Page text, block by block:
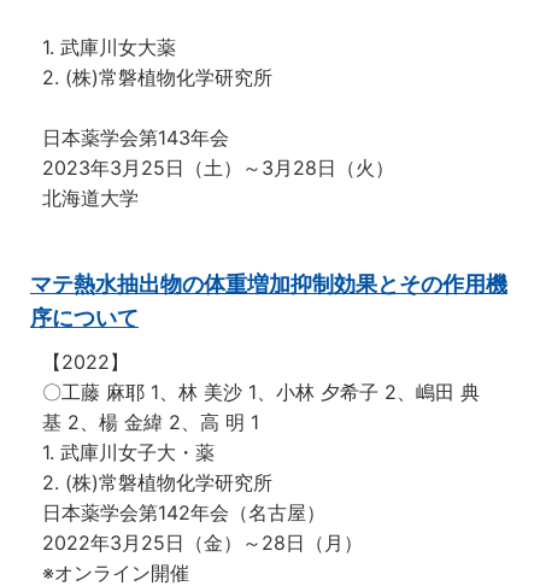
1. 武庫川女大薬
2. (株)常磐植物化学研究所
日本薬学会第143年会
2023年3月25日（土）～3月28日（火）
北海道大学
マテ熱水抽出物の体重増加抑制効果とその作用機
序について
【2022】
〇工藤 麻耶 1、林 美沙 1、小林 夕希子 2、嶋田 典
基 2、楊 金緯 2、高 明 1
1. 武庫川女子大・薬
2. (株)常磐植物化学研究所
日本薬学会第142年会（名古屋）
2022年3月25日（金）～28日（月）
※オンライン開催